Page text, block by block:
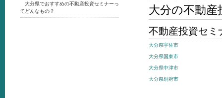
大分県でおすすめの不動産投資セミナーっ
てどんなもの？
大分の不動産
不動産投資セミ
大分県宇佐市
大分県国東市
大分県中津市
大分県別府市